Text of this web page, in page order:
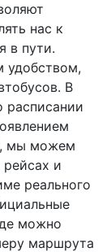
нас к
в пути.
удобством,
В
мы можем
и
реального
можно
маршрута